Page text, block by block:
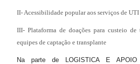
II- Acessibilidade popular aos serviços de UTI
III- Plataforma de doações para custeio de
equipes de captação e transplante
Na parte de LOGISTICA E APOIO